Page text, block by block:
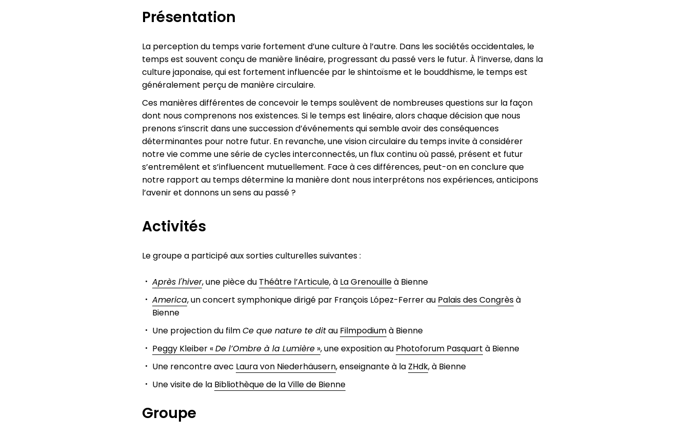
Présentation
La perception du temps varie fortement d’une culture à l’autre. Dans les sociétés occidentales, le
temps est souvent conçu de manière linéaire, progressant du passé vers le futur. À l’inverse, dans la
culture japonaise, qui est fortement influencée par le shintoïsme et le bouddhisme, le temps est
généralement perçu de manière circulaire.
Ces manières différentes de concevoir le temps soulèvent de nombreuses questions sur la façon
dont nous comprenons nos existences. Si le temps est linéaire, alors chaque décision que nous
prenons s’inscrit dans une succession d’événements qui semble avoir des conséquences
déterminantes pour notre futur. En revanche, une vision circulaire du temps invite à considérer
notre vie comme une série de cycles interconnectés, un flux continu où passé, présent et futur
s’entremêlent et s’influencent mutuellement. Face à ces différences, peut-on en conclure que
notre rapport au temps détermine la manière dont nous interprétons nos expériences, anticipons
l’avenir et donnons un sens au passé ?
Activités
Le groupe a participé aux sorties culturelles suivantes :
Après l'hiver, une pièce du Théâtre l’Articule, à La Grenouilleà Bienne
America, un concert symphonique dirigé par François López-Ferrer au Palais des Congrèsà
Bienne
Une projection du filmCe que nature te ditau Filmpodiumà Bienne
Peggy Kleiber «De l’Ombre à la Lumière », une exposition au Photoforum Pasquart à Bienne
Une rencontre avec Laura von Niederhäusern, enseignante à la ZHdk, à Bienne
Une visite de la Bibliothèque de la Ville de Bienne
Groupe